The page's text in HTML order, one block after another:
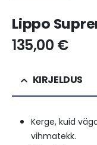
Lippo
135,00 €
KIRJELDUS
Kerge, kuid
vihmatekk.